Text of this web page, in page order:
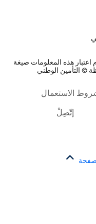
هذه المعلومات صيغة
التأمين الوطني
الاستعمال
إتّصِلْ